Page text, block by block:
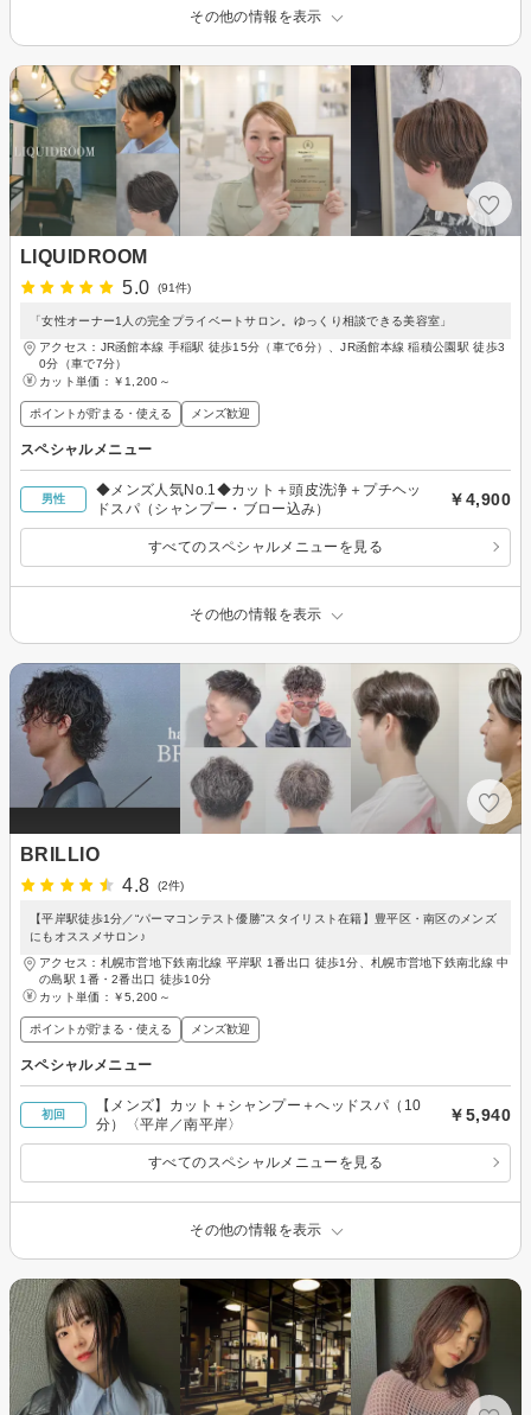
その他の情報を表示
LIQUIDROOM
5.0
(91件)
「女性オーナー1人の完全プライベートサロン。ゆっくり相談できる美容室」
アクセス：JR函館本線 手稲駅 徒歩15分（車で6分）、JR函館本線 稲積公園駅 徒歩3
0分（車で7分）
カット単価： ￥1,200～
ポイントが貯まる・使える メンズ歓迎
スペシャルメニュー
男性
◆メンズ人気No.1◆カット＋頭皮洗浄＋プチヘッ
ドスパ（シャンプー・ブロー込み）
￥4,900
すべてのスペシャルメニューを見る
その他の情報を表示
BRILLIO
4.8
(2件)
【平岸駅徒歩1分／“パーマコンテスト優勝”スタイリスト在籍】豊平区・南区のメンズ
にもオススメサロン♪
アクセス：札幌市営地下鉄南北線 平岸駅 1番出口 徒歩1分、札幌市営地下鉄南北線 中
の島駅 1番・2番出口 徒歩10分
カット単価： ￥5,200～
ポイントが貯まる・使える メンズ歓迎
スペシャルメニュー
初回
【メンズ】カット＋シャンプー＋へッドスパ（10
分）〈平岸／南平岸〉
￥5,940
すべてのスペシャルメニューを見る
その他の情報を表示